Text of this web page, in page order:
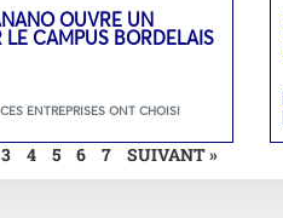
OUVRE UN
LE CAMPUS BORDELAIS
CES ENTREPRISES ONT CHOISI
3 4 5 6 7 SUIVANT »